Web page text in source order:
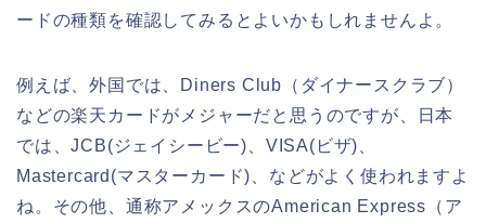
ードの種類を確認してみるとよいかもしれませんよ。
例えば、外国では、Diners Club（ダイナースクラブ）
などの楽天カードがメジャーだと思うのですが、日本
では、JCB(ジェイシービー)、VISA(ビザ)、
Mastercard(マスターカード)、などがよく使われますよ
ね。その他、通称アメックスのAmerican Express（ア